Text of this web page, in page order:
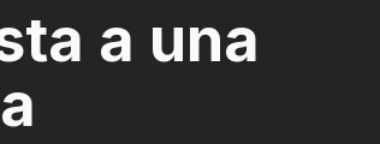
a una